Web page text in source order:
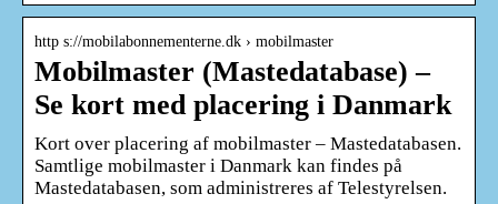
http s://mobilabonnementerne.dk › mobilmaster
Mobilmaster (Mastedatabase) –
Se kort med placering i Danmark
Kort over placering af mobilmaster – Mastedatabasen.
Samtlige mobilmaster i Danmark kan findes på
Mastedatabasen, som administreres af Telestyrelsen.